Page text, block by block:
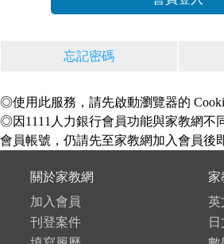
忘記密碼
◎使用此服務，請先啟動瀏覽器的
◎因1111人力銀行會員功能與家教網不
會員帳號，仍請先至家教網加入會員後
關於家教網
加入會員
刊登案件
家
英